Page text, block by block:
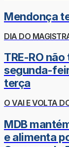
Mendonça
DIA DO
TRE-RO
segunda-
terça
O VAI E VOLTA
MDB
e alimenta